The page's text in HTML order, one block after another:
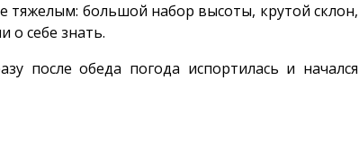
тяжелым: большой набор высоты, крутой склон,
о себе знать.
после обеда погода испортилась и начался